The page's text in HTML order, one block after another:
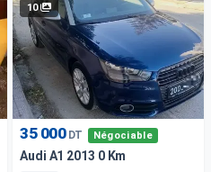
10
35 000 DT Négociable
Audi A1 2013 0 Km